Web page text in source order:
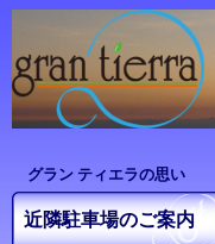
グラン ティエラの思い
近隣駐車場のご案内